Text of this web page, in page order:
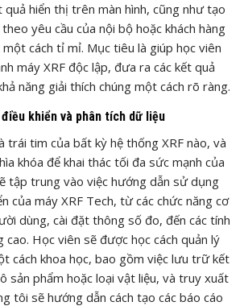
quả hiển thị trên màn hình, cũng như tạo
yêu cầu của nội bộ hoặc khách hàng
cách tỉ mỉ. Mục tiêu là giúp học viên
máy XRF độc lập, đưa ra các kết quả
năng giải thích chúng một cách rõ ràng.
khiển và phân tích dữ liệu
trái tim của bất kỳ hệ thống XRF nào, và
khóa để khai thác tối đa sức mạnh của
tập trung vào việc hướng dẫn sử dụng
của máy XRF Tech, từ các chức năng cơ
dùng, cài đặt thông số đo, đến các tính
cao. Học viên sẽ được học cách quản lý
cách khoa học, bao gồm việc lưu trữ kết
sản phẩm hoặc loại vật liệu, và truy xuất
tôi sẽ hướng dẫn cách tạo các báo cáo